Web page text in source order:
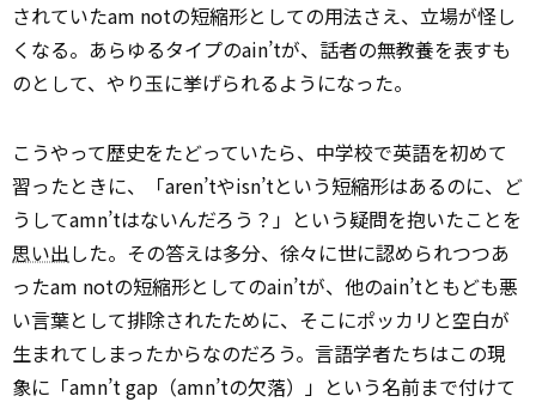
されていたam notの短縮形としての用法さえ、立場が怪し
くなる。あらゆるタイプのain’tが、話者の無教養を表すも
のとして、やり玉に挙げられるようになった。
こうやって歴史をたどっていたら、中学校で英語を初めて
習ったときに、「aren’tやisn’tという短縮形はあるのに、ど
うしてamn’tはないんだろう？」という疑問を抱いたことを
思い出した。その答えは多分、徐々に世に認められつつあ
ったam notの短縮形としてのain’tが、他のain’tともども悪
い言葉として排除されたために、そこにポッカリと空白が
生まれてしまったからなのだろう。言語学者たちはこの現
象に「amn’t gap（amn’tの欠落）」という名前まで付けて